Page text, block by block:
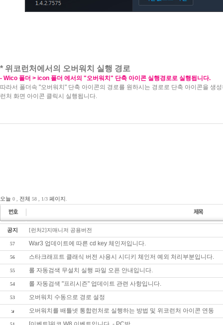
* 위코런처에서의 오버워치 실행 경로
- Wico 폴더 > icon 폴더 에서의 "오버워치 " 단축 아이콘 실행경로로 실행됩니다.
따라서 폴더속 "오버워치" 단축 아이콘의 경로를 원하시는 경로로 단축 아이콘을 생
런처 화면 아이콘 클릭시 실행됩니다.
오늘 0 , 전체 58 , 1/3 페이지
공지 [런처2]지매니저 공용버전
57 War3 업데이트에 따른 cd key 체인저입니다.
56 스타크래프트 클래식 버전 사용시 시디키 체인저 예외 처리부분입니다.
55 롤 자동검색 무설치 실행 파일 오픈 안내입니다.
54 롤 자동검색 "프리시즌" 업데이트 관련 사항입니다.
53
오버워치 수동으로 경로 설정
오버워치를 배틀넷 통합런처로 실행하는 방법 및 위코런처 아이콘 연동